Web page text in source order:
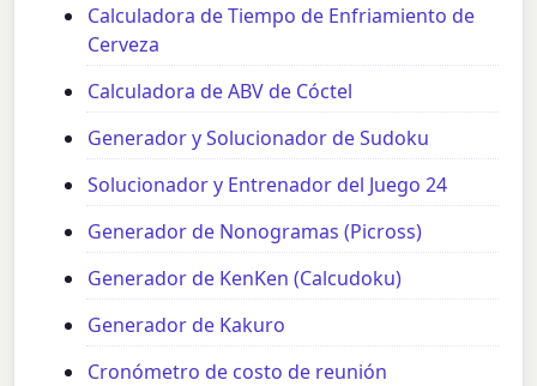
Calculadora de Tiempo de Enfriamiento de
Cerveza
Calculadora de ABV de Cóctel
Generador y Solucionador de Sudoku
Solucionador y Entrenador del Juego 24
Generador de Nonogramas (Picross)
Generador de KenKen (Calcudoku)
Generador de Kakuro
Cronómetro de costo de reunión